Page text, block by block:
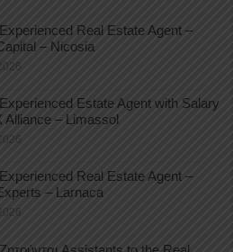
Real Estate Agent –
– Nicosia
Estate Agent with Salary
Alliance – Limassol
Real Estate Agent –
– Larnaca